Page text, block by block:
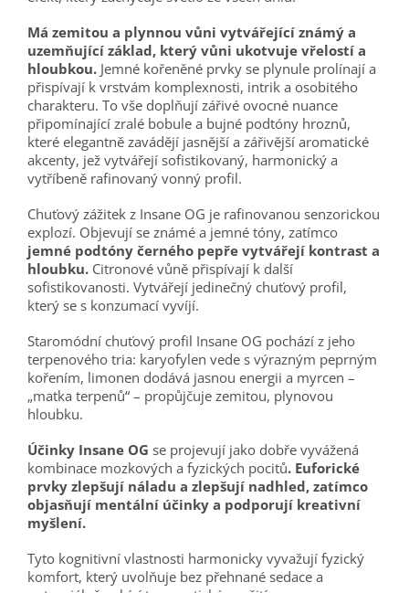
Má zemitou a plynnou vůni vytvářející známý a
uzemňující základ, který vůni ukotvuje vřelostí a
hloubkou. Jemné kořeněné prvky se plynule prolínají a
přispívají k vrstvám komplexnosti, intrik a osobitého
charakteru. To vše doplňují zářivé ovocné nuance
připomínající zralé bobule a bujné podtóny hroznů,
které elegantně zavádějí jasnější a zářivější aromatické
akcenty, jež vytvářejí sofistikovaný, harmonický a
vytříbeně rafinovaný vonný profil.
Chuťový zážitek z Insane OG je rafinovanou senzorickou
explozí. Objevují se známé a jemné tóny, zatímco
jemné podtóny černého pepře vytvářejí kontrast a
hloubku. Citronové vůně přispívají k další
sofistikovanosti. Vytvářejí jedinečný chuťový profil,
který se s konzumací vyvíjí.
Staromódní chuťový profil Insane OG pochází z jeho
terpenového tria: karyofylen vede s výrazným peprným
kořením, limonen dodává jasnou energii a myrcen –
„matka terpenů“ – propůjčuje zemitou, plynovou
hloubku.
Účinky Insane OG se projevují jako dobře vyvážená
kombinace mozkových a fyzických pocitů. Euforické
prvky zlepšují náladu a zlepšují nadhled, zatímco
objasňují mentální účinky a podporují kreativní
myšlení.
Tyto kognitivní vlastnosti harmonicky vyvažují fyzický
komfort, který uvolňuje bez přehnané sedace a